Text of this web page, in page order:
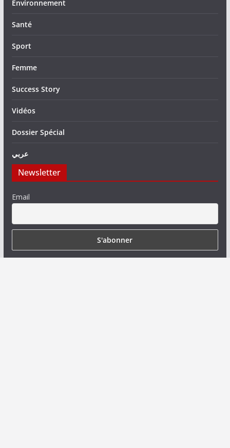
Environnement
Santé
Sport
Femme
Success Story
Vidéos
Dossier Spécial
عربي
Newsletter
Email